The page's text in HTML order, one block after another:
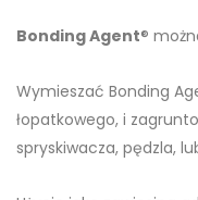
Bonding Agent®
Wymieszać Bonding
łopatkowego, i
spryskiwacza, pędzla,